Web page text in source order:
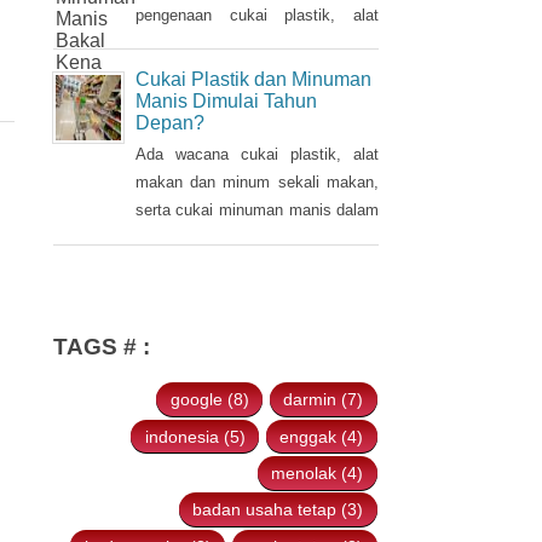
sebelumnya dalam Pidato
pengenaan cukai plastik, alat
serta cukai minuman manis dalam
kemasan pada tahun 2022.
Cukai Plastik dan Minuman
Manis Dimulai Tahun
Depan?
Ada wacana cukai plastik, alat
makan dan minum sekali makan,
serta cukai minuman manis dalam
Banggar DPR RI bersama
2021.
TAGS # :
google (8)
darmin (7)
indonesia (5)
enggak (4)
menolak (4)
badan usaha tetap (3)